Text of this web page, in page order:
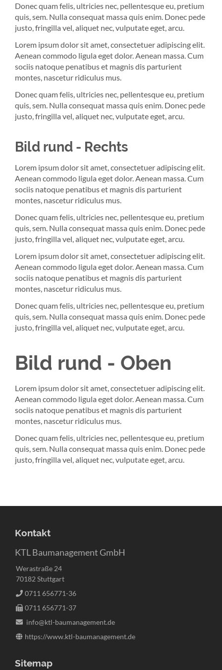
Donec quam felis, ultricies nec, pellentesque eu, pretium
quis, sem. Nulla consequat massa quis enim. Donec pede
justo, fringilla vel, aliquet nec, vulputate eget, arcu.
Lorem ipsum dolor sit amet, consectetuer adipiscing elit.
Aenean commodo ligula eget dolor. Aenean massa. Cum
sociis natoque penatibus et magnis dis parturient
montes, nascetur ridiculus mus.
Donec quam felis, ultricies nec, pellentesque eu, pretium
quis, sem. Nulla consequat massa quis enim. Donec pede
justo, fringilla vel, aliquet nec, vulputate eget, arcu.
Bild rund - Rechts
Lorem ipsum dolor sit amet, consectetuer adipiscing elit.
Aenean commodo ligula eget dolor. Aenean massa. Cum
sociis natoque penatibus et magnis dis parturient
montes, nascetur ridiculus mus.
Donec quam felis, ultricies nec, pellentesque eu, pretium
quis, sem. Nulla consequat massa quis enim. Donec pede
justo, fringilla vel, aliquet nec, vulputate eget, arcu.
Lorem ipsum dolor sit amet, consectetuer adipiscing elit.
Aenean commodo ligula eget dolor. Aenean massa. Cum
sociis natoque penatibus et magnis dis parturient
montes, nascetur ridiculus mus.
Donec quam felis, ultricies nec, pellentesque eu, pretium
quis, sem. Nulla consequat massa quis enim. Donec pede
justo, fringilla vel, aliquet nec, vulputate eget, arcu.
Bild rund - Oben
Lorem ipsum dolor sit amet, consectetuer adipiscing elit.
Aenean commodo ligula eget dolor. Aenean massa. Cum
sociis natoque penatibus et magnis dis parturient
montes, nascetur ridiculus mus.
Donec quam felis, ultricies nec, pellentesque eu, pretium
quis, sem. Nulla consequat massa quis enim. Donec pede
justo, fringilla vel, aliquet nec, vulputate eget, arcu.
Kontakt
KTL Baumanagement GmbH
Werastraße 24
70182 Stuttgart
0711 656771-36
0711 656771-37
info@ktl-baumanagement.de
https://www.ktl-baumanagement.de
Sitemap